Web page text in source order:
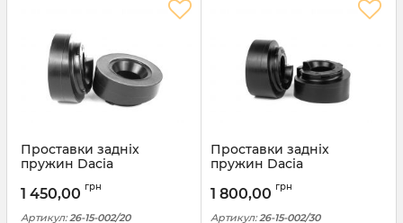
Проставки задніх
пружин Dacia
15-002/20)
1 450,00 грн
Артикул: 26-15-002/20
Проставки задніх
пружин Dacia
15-002/30)
1 800,00 грн
Артикул: 26-15-002/30